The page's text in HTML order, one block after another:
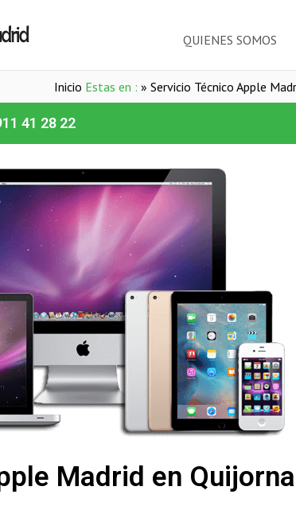
QUIENES SOMOS
Inicio Estas en : » Servicio Técnico Apple
41 28 22
Madrid en Quijorna